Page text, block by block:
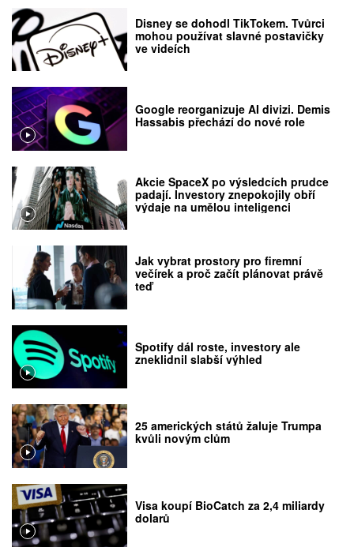
Disney se dohodl TikTokem. Tvůrci
mohou používat slavné postavičky
ve videích
Google reorganizuje AI divizi. Demis
Hassabis přechází do nové role
Akcie SpaceX po výsledcích prudce
padají. Investory znepokojily obří
výdaje na umělou inteligenci
Jak vybrat prostory pro firemní
večírek a proč začít plánovat právě
teď
Spotify dál roste, investory ale
zneklidnil slabší výhled
25 amerických států žaluje Trumpa
kvůli novým clům
Visa koupí BioCatch za 2,4 miliardy
dolarů